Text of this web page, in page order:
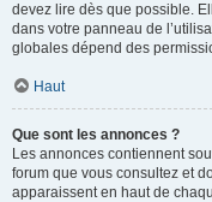
devez lire dès que possible.
dans votre panneau de
globales dépend des
Haut
Que sont les annonces ?
Les annonces contiennent
forum que vous consultez et
apparaissent en haut de